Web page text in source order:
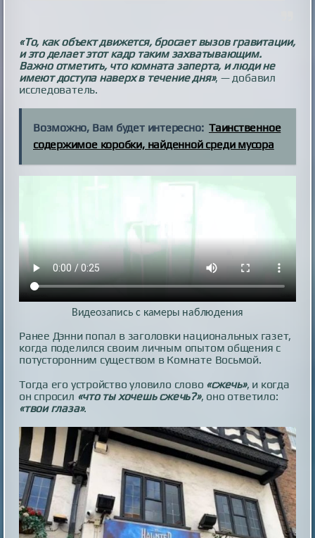
«То, как объект движется, бросает вызов гравитации,
и это делает этот кадр таким захватывающим.
Важно отметить, что комната заперта, и люди не
имеют доступа наверх в течение дня», — добавил
исследователь.
Возможно, Вам будет интересно: Таинственное
содержимое коробки, найденной среди мусора
Видеозапись с камеры наблюдения
Ранее Дэнни попал в заголовки национальных газет,
когда поделился своим личным опытом общения с
потусторонним существом в Комнате Восьмой.
Тогда его устройство уловило слово «сжечь», и когда
он спросил «что ты хочешь сжечь?», оно ответило:
«твои глаза».